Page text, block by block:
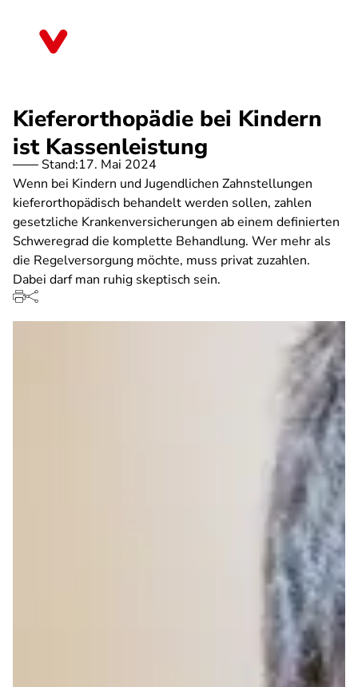
Kieferorthopädie bei Kindern
ist Kassenleistung
Stand:17. Mai 2024
Wenn bei Kindern und Jugendlichen Zahnstellungen
kieferorthopädisch behandelt werden sollen, zahlen
gesetzliche Krankenversicherungen ab einem definierten
Schweregrad die komplette Behandlung. Wer mehr als
die Regelversorgung möchte, muss privat zuzahlen.
Dabei darf man ruhig skeptisch sein.